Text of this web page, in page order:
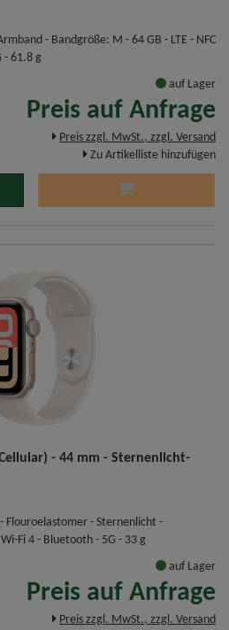
- Bandgröße: M - 64 GB - LTE - NFC
- 61.8 g
auf Lager
Preis auf Anfrage
Preis zzgl. MwSt., zzgl. Versand
Zu Artikelliste hinzufügen
- 44 mm - Sternenlicht-
- Sternenlicht -
Fi 4 - Bluetooth - 5G - 33 g
auf Lager
Preis auf Anfrage
Preis zzgl. MwSt., zzgl. Versand